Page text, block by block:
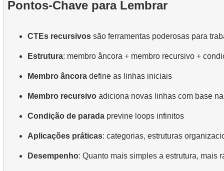
Pontos-Chave para Lembrar
CTEs recursivos são ferramentas poderosas para
Estrutura: membro âncora + membro recursivo +
Membro âncora define as linhas iniciais
Membro recursivo adiciona novas linhas com base
Condição de parada previne loops infinitos
Aplicações práticas: categorias, estruturas
Desempenho: Quanto mais simples a estrutura, mais